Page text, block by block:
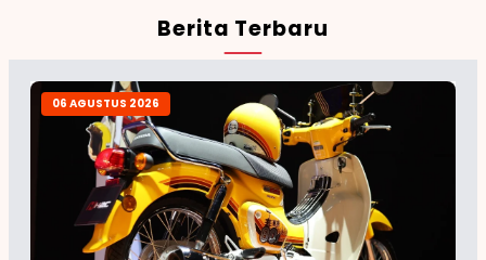
Berita Terbaru
06 AGUSTUS 2026